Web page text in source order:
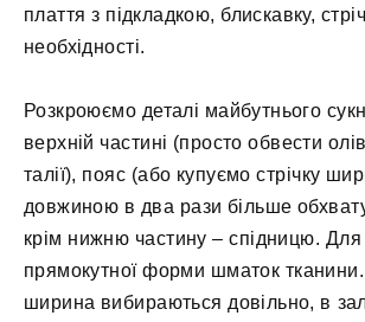
плаття з підкладкою, блискавку,
необхідності.
Розкроюємо деталі майбутнього
верхній частині (просто обвести
талії), пояс (або купуємо стрічку
довжиною в два рази більше
крім нижню частину – спідницю.
прямокутної форми шматок
ширина вибираються довільно, в